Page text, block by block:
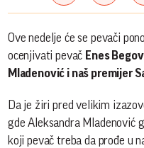
Ove nedelje će se pevači
ocenjivati pevač Enes
Mladenović i naš premijer
Da je žiri pred velikim
gde Aleksandra Mladenović
koji pevač treba da prođe u